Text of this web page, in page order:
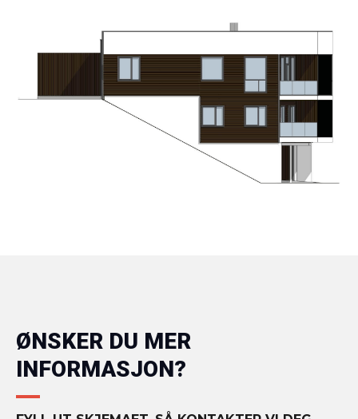
ØNSKER DU MER
INFORMASJON?